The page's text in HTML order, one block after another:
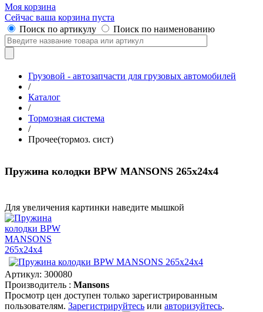
Моя корзина
Сейчас ваша корзина пуста
Поиск по артикулу
Поиск по наименованию
Грузовой - автозапчасти для грузовых автомобилей
/
Каталог
/
Тормозная система
/
Прочее(тормоз. сист)
Пружина колодки BPW MANSONS 265x24x4
Для увеличения картинки наведите мышкой
Артикул: 300080
Производитель : Mansons
Просмотр цен доступен только зарегистрированным
пользователям. Зарегистрируйтесь или авторизуйтесь.